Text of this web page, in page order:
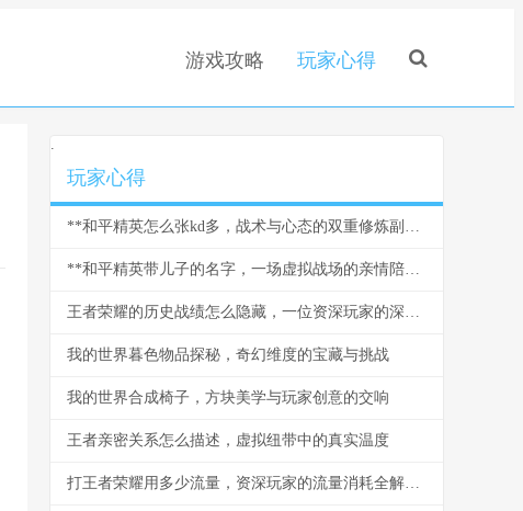
游戏攻略 玩家心得
.
玩家心得
**和平精英怎么张kd多，战术与心态的双重修炼副标题**
**和平精英带儿子的名字，一场虚拟战场的亲情陪伴**
王者荣耀的历史战绩怎么隐藏，一位资深玩家的深度思考
我的世界暮色物品探秘，奇幻维度的宝藏与挑战
我的世界合成椅子，方块美学与玩家创意的交响
王者亲密关系怎么描述，虚拟纽带中的真实温度
打王者荣耀用多少流量，资深玩家的流量消耗全解析，副标题，实战数据与优化指南